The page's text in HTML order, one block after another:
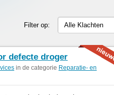
Filter op: Alle Klachten
defecte droger
in de categorie Reparatie- en